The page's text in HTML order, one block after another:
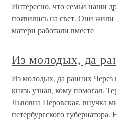
Интересно, что семьи наши
появились на свет. Они
матери работали вместе
Из молодых, да
Из молодых, да ранних Через
князь узнал, кому помогал.
Львовна Перовская, внучка
петербургского